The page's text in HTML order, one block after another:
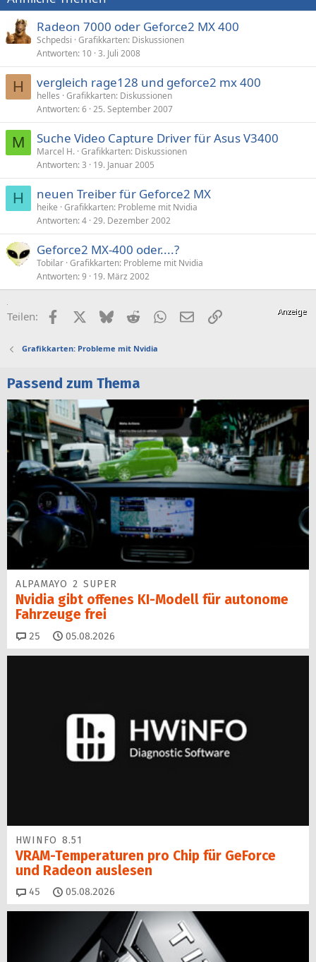
Radeon 7000 oder Geforce2 MX 400
Schpedsi Grafikkarten: Diskussionen
Antworten 10 3. Juli 2008
H vergleich rage128 und geforce2 mx 400
helles Grafikkarten: Diskussionen
Antworten 6 25. September 2007
M Suche Video Capture Driver für Asus V3400
Marcel H. Grafikkarten: Diskussionen
Antworten 3 19. Januar 2005
H neuen Treiber für Geforce2 MX
heike Grafikkarten: Probleme mit Nvidia
Antworten 4 29. Dezember 2002
Geforce2 MX-400 oder....?
Tobilar Grafikkarten: Probleme mit Nvidia
Antworten 9 19. März 2002
Teilen: FacebookX (Twitter)
BlueskyRedditWhatsApp
E-MailLink
Grafikkarten: Probleme mit Nvidia
Passend zum Thema
ALPAMAYO 2 SUPER
Nvidia gibt offenes KI-Modell für autonome
Fahrzeuge frei
25 Kommentare
05.08.2026
HWINFO 8.51
VRAM-Temperaturen pro Chip für GeForce
und Radeon auslesen
45 Kommentare
05.08.2026